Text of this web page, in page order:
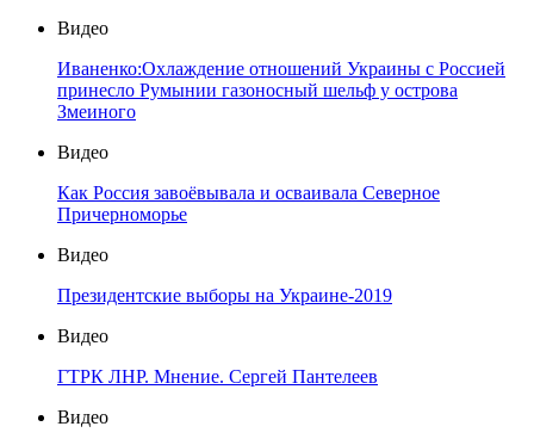
Видео
Иваненко:Охлаждение отношений Украины с Россией
принесло Румынии газоносный шельф у острова
Змеиного
Видео
Как Россия завоёвывала и осваивала Северное
Причерноморье
Видео
Президентские выборы на Украине-2019
Видео
ГТРК ЛНР. Мнение. Сергей Пантелеев
Видео